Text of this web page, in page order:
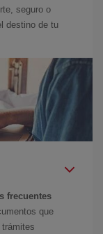
seguro o
destino de tu
frecuentes
que